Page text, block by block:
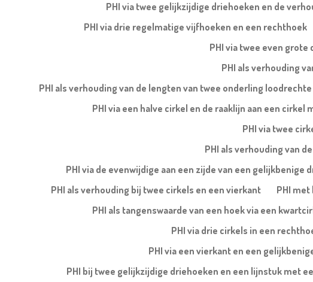
PHI via twee gelijkzijdige driehoeken en de
PHI via drie regelmatige vijfhoeken en een rechthoek
PHI via twee even grote
PHI als verhouding
PHI als verhouding van de lengten van twee onderling
PHI via een halve cirkel en de raaklijn aan een
PHI via twee
PHI als verhouding van
PHI via de evenwijdige aan een zijde van een gelijkbenige
PHI als verhouding bij twee cirkels en een vierkant
PHI
PHI als tangenswaarde van een hoek via een
PHI via drie cirkels in een
PHI via een vierkant en een
PHI bij twee gelijkzijdige driehoeken en een lijnstuk met